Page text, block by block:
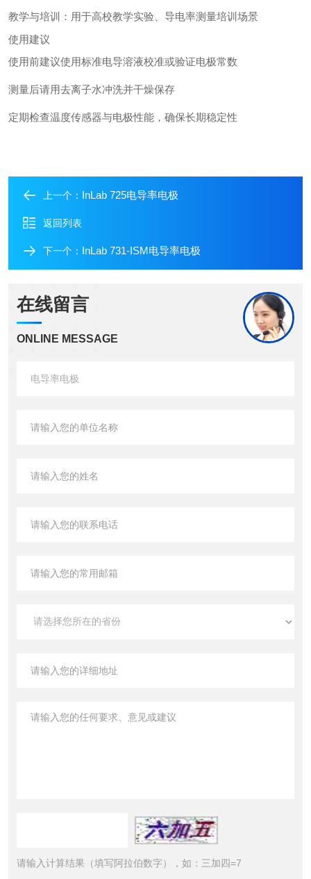
教学与培训：用于高校教学实验、导电率测量培训场景
使用建议
使用前建议使用标准电导溶液校准或验证电极常数
测量后请用去离子水冲洗并干燥保存
定期检查温度传感器与电极性能，确保长期稳定性
上一个： InLab 725电导率电极
返回列表
下一个： InLab 731-ISM电导率电极
在线留言
ONLINE MESSAGE
请输入计算结果（填写阿拉伯数字），如：三加四=7